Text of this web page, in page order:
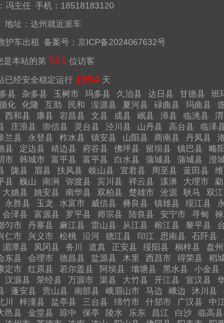
冯主任 手机：18518183120
地址：达州就近派车
护车出租 备案号： 京ICP备2024067632号
是本站的第 561 位访客
已经安全稳定运行 1954 天
县 杂多县 玉树市 玛多县 久治县 达日县 甘德县 班
化 化隆 互助 民和 湟源县 夏河县 碌曲县 玛曲县
西和县 康县 宕昌县 文县 成县 岷县 漳县 临洮县
庄浪县 崇信县 灵台县 泾川县 山丹县 高台县 临泽
兰县 永登县 柞水县 镇安县 山阳县 商南县 丹凤县
县 定边县 靖边县 府谷县 佛坪县 留坝县 镇巴县 略
市 韩城市 富平县 富平县 白水县 蒲城县 蒲城县 澄
陇县 眉县 扶风县 岐山县 宜君县 周至县 蓝田县
县 巍山 南涧 弥渡县 宾川县 祥云县 漾濞 大理市
大姚县 姚安县 南华县 双柏县 楚雄市 沧源 耿马 双江
永胜县 玉龙 水富市 威信县 彝良县 镇雄县 绥江县
会泽县 富源县 罗平县 师宗县 陆良县 安宁市 寻甸
匀市 丹寨县 麻江县 雷山县 从江县 榕江县 黎平县
仁市 兴义市 松桃 沿河 德江县 印江 思南县 石阡县
湄潭县 凤冈县 务川 道真 正安县 绥阳县 桐梓县 盘
东县 会理市 德昌县 盐源县 木里 西昌市 得荣县 稻
定市 红原县 若尔盖县 阿坝县 壤塘县 黑水县 小金县
汉源县 荥经县 万源市 渠县 大竹县 开江县 宣汉县
蓬安县 营山县 南部县 峨眉山市 马边 峨边 沐川县
川 梓潼县 盐亭县 三台县 绵竹市 什邡市 广汉县 中
邑县 金堂县 琼中 保亭 陵水 乐东 昌江 白沙 临高县